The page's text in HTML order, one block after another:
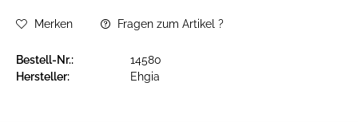
Merken Fragen zum Artikel ?
Bestell-Nr.:
14580
Hersteller:
Ehgia